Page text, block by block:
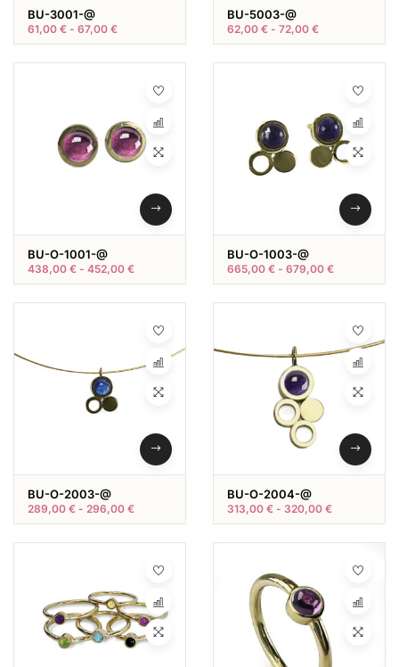
BU-3001-@
61,00 € - 67,00 €
BU-5003-@
62,00 € - 72,00 €
BU-O-1001-@
438,00 € - 452,00 €
BU-O-1003-@
665,00 € - 679,00 €
BU-O-2003-@
289,00 € - 296,00 €
BU-O-2004-@
313,00 € - 320,00 €